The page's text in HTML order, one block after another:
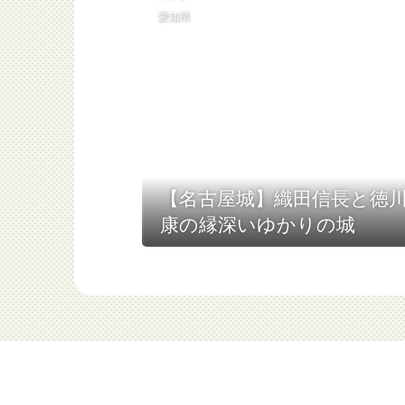
愛知県
【名古屋城】織田信長と徳
康の縁深いゆかりの城